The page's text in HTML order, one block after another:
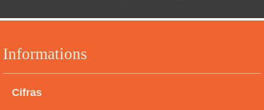
Informations
Cifras